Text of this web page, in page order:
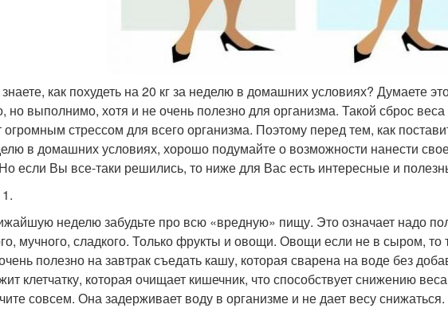
как похудеть на 20 кг за неделю в домашних условиях? Думаете
но выполнимо, хотя и не очень полезно для организма. Такой сброс
огромным стрессом для всего организма. Поэтому перед тем, как
в домашних условиях, хорошо подумайте о возможности нанести
если Вы все-таки решились, то ниже для Вас есть интересные и
неделю забудьте про всю «вредную» пищу. Это означает надо
мучного, сладкого. Только фрукты и овощи. Овощи если не в сыром,
полезно на завтрак съедать кашу, которая сварена на воде без
клетчатку, которая очищает кишечник, что способствует снижению
совсем. Она задерживает воду в организме и не дает весу снижаться.